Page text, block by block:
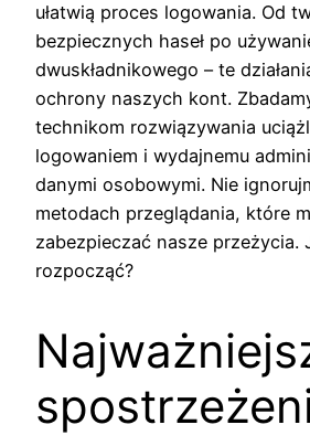
ułatwią proces logowania. Od
bezpiecznych haseł po
dwuskładnikowego – te
ochrony naszych kont.
technikom rozwiązywania
logowaniem i wydajnemu
danymi osobowymi. Nie
metodach przeglądania, które
zabezpieczać nasze przeżycia.
rozpocząć?